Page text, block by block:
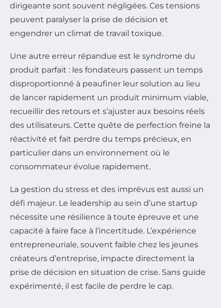
dirigeante sont souvent négligées. Ces tensions
peuvent paralyser la prise de décision et
engendrer un climat de travail toxique.
Une autre erreur répandue est le syndrome du
produit parfait : les fondateurs passent un temps
disproportionné à peaufiner leur solution au lieu
de lancer rapidement un produit minimum viable,
recueillir des retours et s’ajuster aux besoins réels
des utilisateurs. Cette quête de perfection freine la
réactivité et fait perdre du temps précieux, en
particulier dans un environnement où le
consommateur évolue rapidement.
La gestion du stress et des imprévus est aussi un
défi majeur. Le leadership au sein d’une startup
nécessite une résilience à toute épreuve et une
capacité à faire face à l’incertitude. L’expérience
entrepreneuriale, souvent faible chez les jeunes
créateurs d’entreprise, impacte directement la
prise de décision en situation de crise. Sans guide
expérimenté, il est facile de perdre le cap.